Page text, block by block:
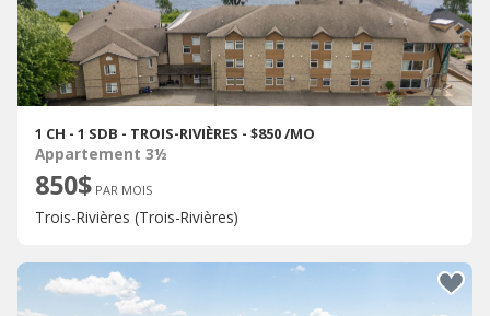
1 CH - 1 SDB - TROIS-RIVIÈRES - $850 /MO
Appartement 3½
850$ PAR MOIS
Trois-Rivières (Trois-Rivières)